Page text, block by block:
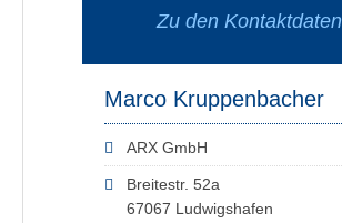
Zu den Kontaktdaten
Marco Kruppenbacher
ARX GmbH
Breitestr. 52a
67067 Ludwigshafen